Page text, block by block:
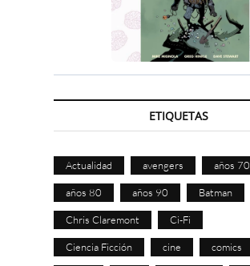
ETIQUETAS
Actualidad avengers años 70
años 80 años 90 Batman
Chris Claremont Ci-Fi
Ciencia Ficción cine comics